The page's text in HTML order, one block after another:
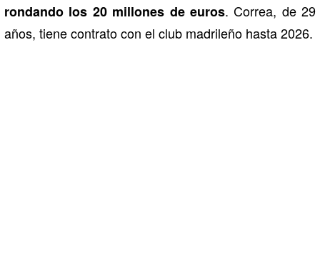
rondando los 20 millones de euros. Correa, de 29
años, tiene contrato con el club madrileño hasta 2026.